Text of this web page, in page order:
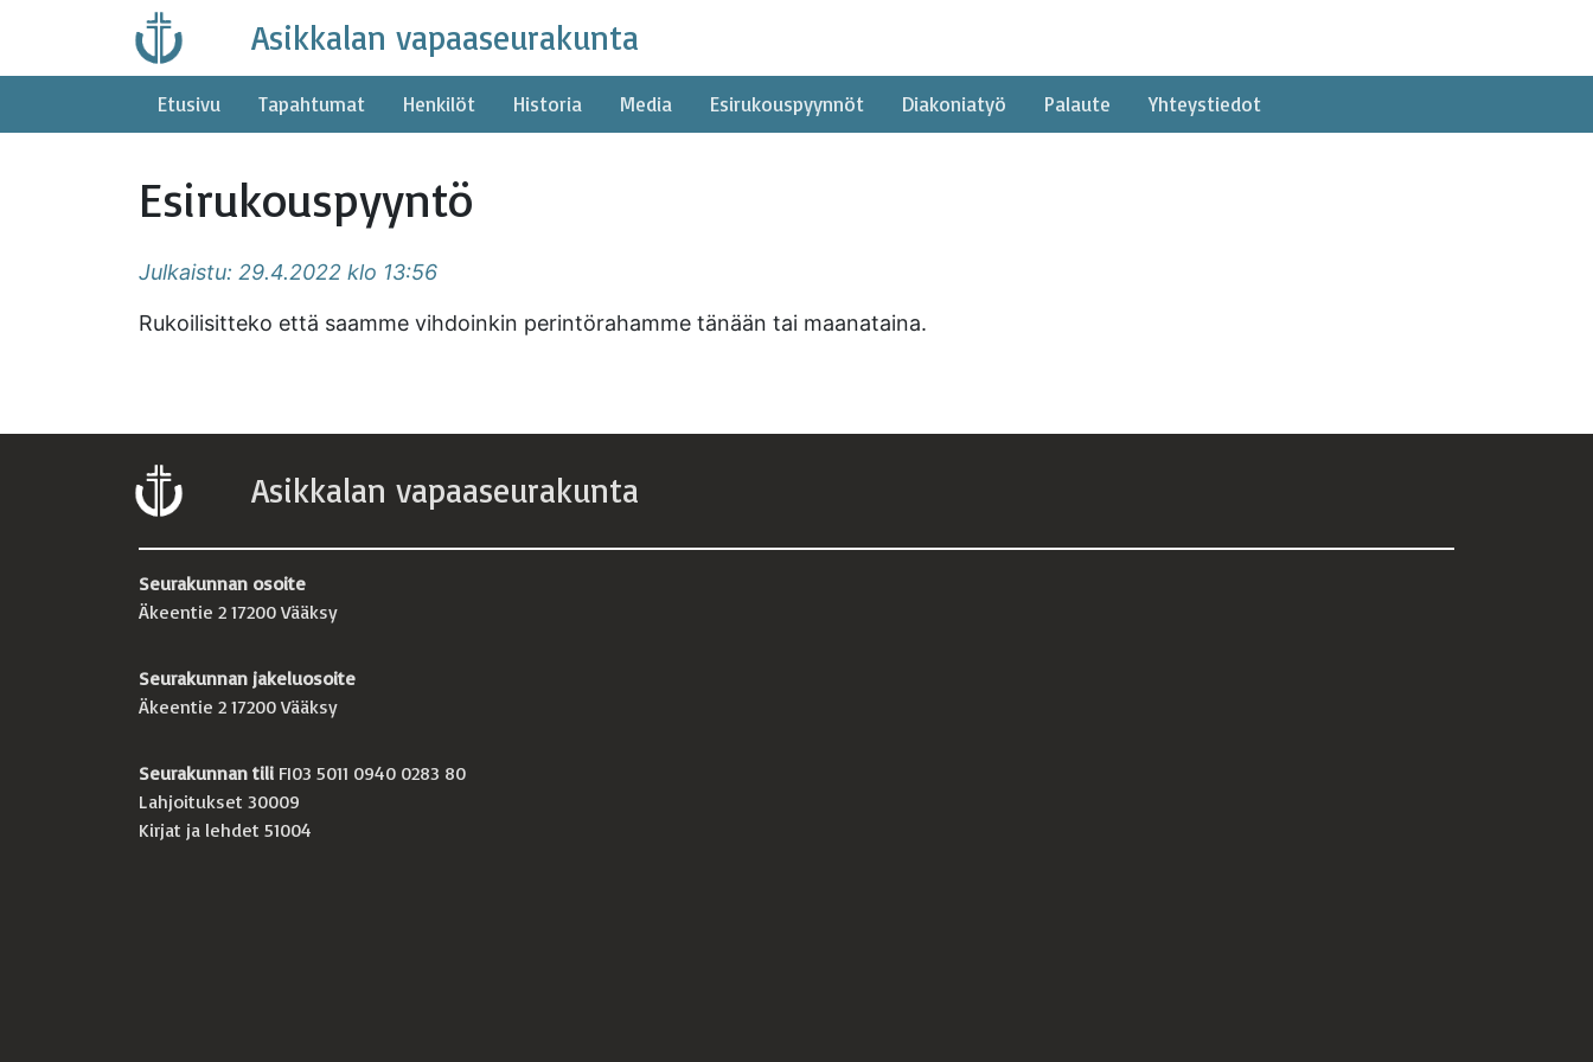
content
Asikkalan vapaaseurakunta
Etusivu Tapahtumat Henkilöt Historia Media Esirukouspyynnöt Diakoniatyö Palaute Yhteystiedot
Esirukouspyyntö
Julkaistu: 29.4.2022 klo 13:56
Rukoilisitteko että saamme vihdoinkin perintörahamme tänään tai maanataina.
Asikkalan vapaaseurakunta
Seurakunnan osoite
Äkeentie 2 17200 Vääksy
Seurakunnan jakeluosoite
Äkeentie 2 17200 Vääksy
Seurakunnan tili FI03 5011 0940 0283 80
Lahjoitukset 30009
Kirjat ja lehdet 51004